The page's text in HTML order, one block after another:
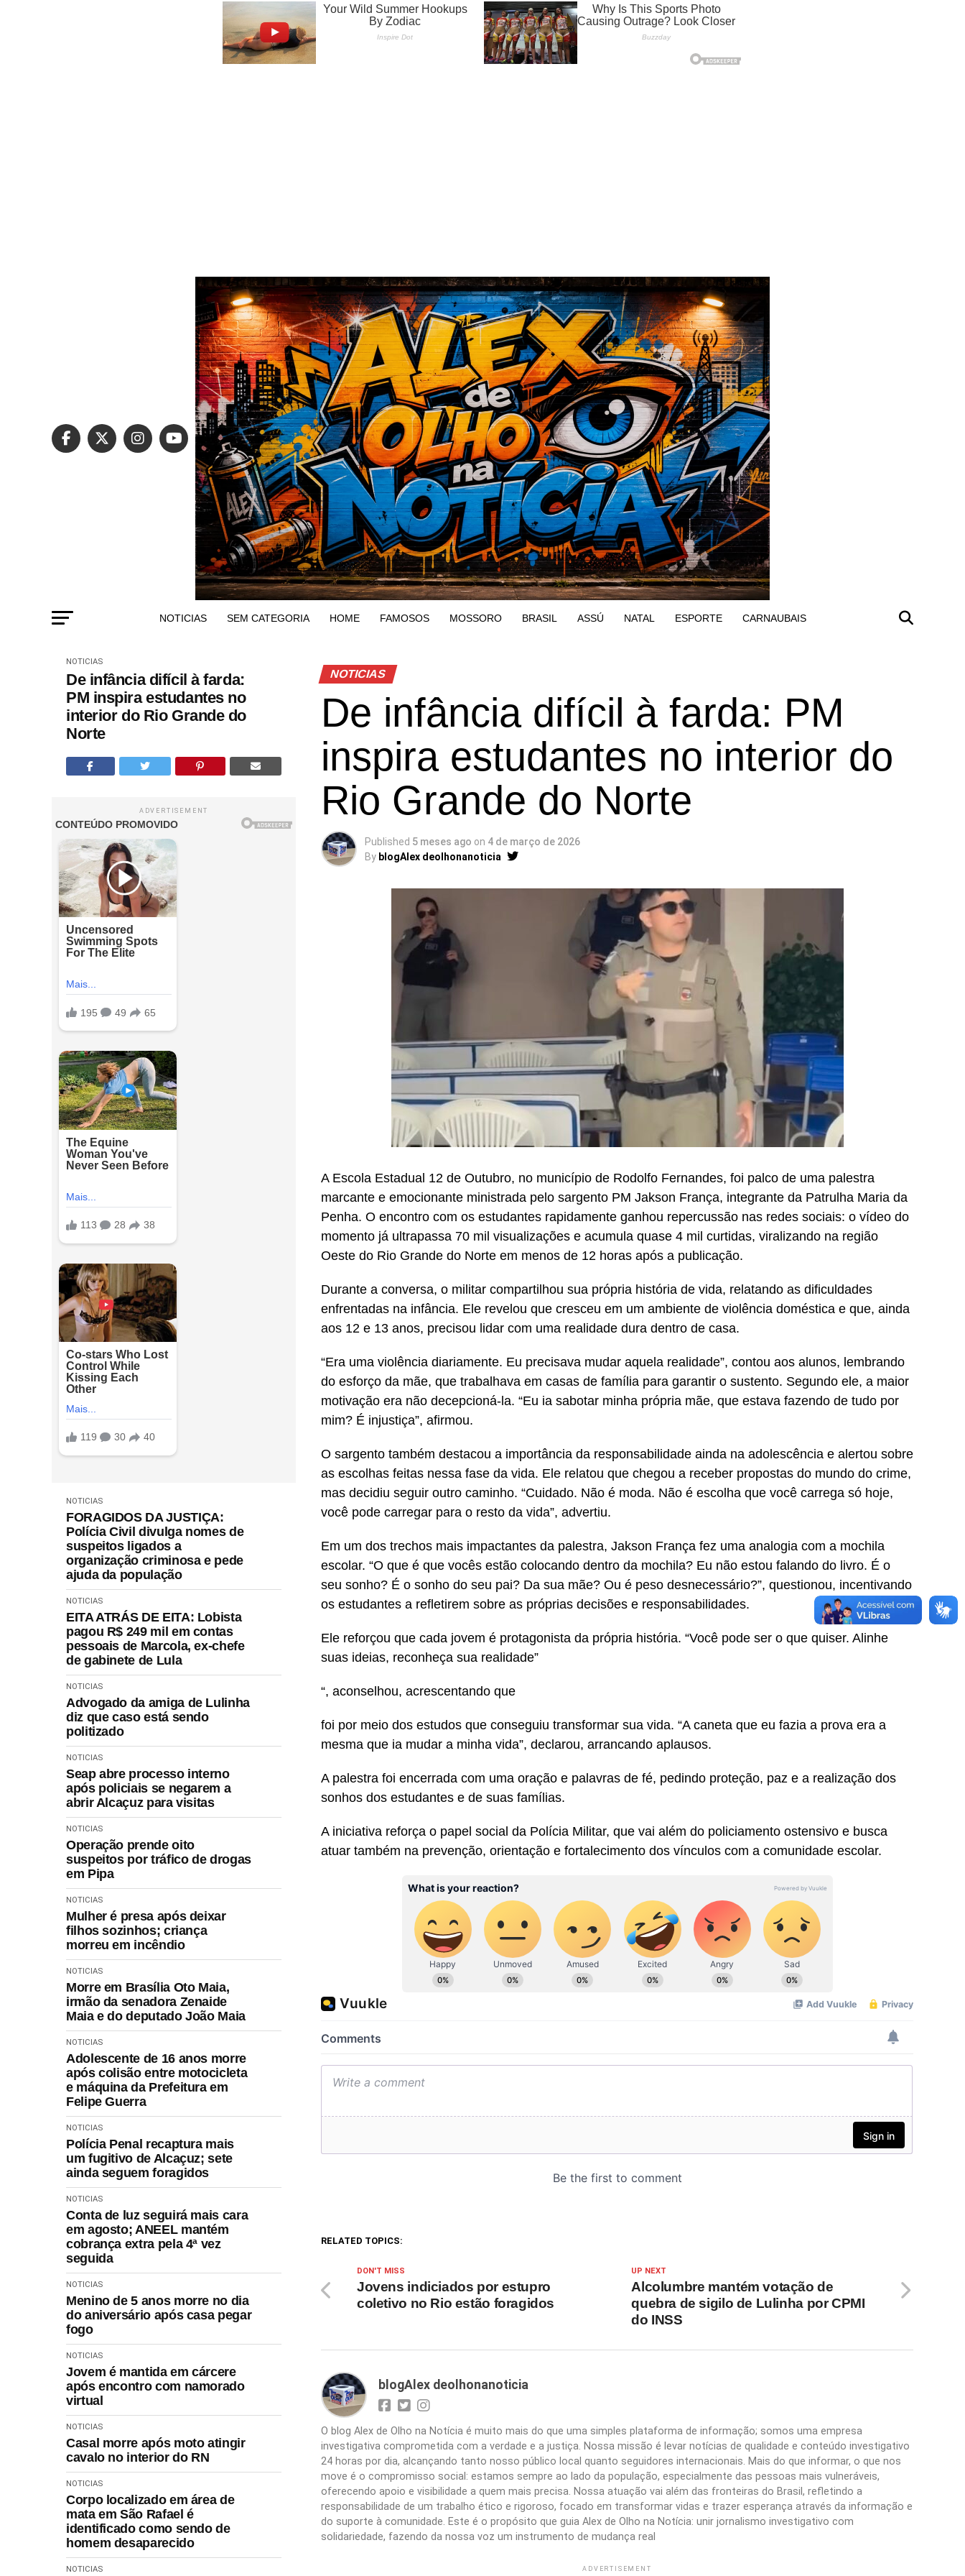
NOTICIAS SEM CATEGORIA HOME FAMOSOS MOSSORO BRASIL ASSÚ NATAL ESPORTE CARNAUBAIS
NOTICIAS
De infância difícil à farda:
PM inspira estudantes no
interior do Rio Grande do
Norte
ADVERTISEMENT
NOTICIAS
FORAGIDOS DA JUSTIÇA:
Polícia Civil divulga nomes de
suspeitos ligados a
organização criminosa e pede
ajuda da população
NOTICIAS
EITA ATRÁS DE EITA: Lobista
pagou R$ 249 mil em contas
pessoais de Marcola, ex-chefe
de gabinete de Lula
NOTICIAS
Advogado da amiga de Lulinha
diz que caso está sendo
politizado
NOTICIAS
Seap abre processo interno
após policiais se negarem a
abrir Alcaçuz para visitas
NOTICIAS
Operação prende oito
suspeitos por tráfico de drogas
em Pipa
NOTICIAS
Mulher é presa após deixar
filhos sozinhos; criança
morreu em incêndio
NOTICIAS
Morre em Brasília Oto Maia,
irmão da senadora Zenaide
Maia e do deputado João Maia
NOTICIAS
Adolescente de 16 anos morre
após colisão entre motocicleta
e máquina da Prefeitura em
Felipe Guerra
NOTICIAS
Polícia Penal recaptura mais
um fugitivo de Alcaçuz; sete
ainda seguem foragidos
NOTICIAS
Conta de luz seguirá mais cara
em agosto; ANEEL mantém
cobrança extra pela 4ª vez
seguida
NOTICIAS
Menino de 5 anos morre no dia
do aniversário após casa pegar
fogo
NOTICIAS
Jovem é mantida em cárcere
após encontro com namorado
virtual
NOTICIAS
Casal morre após moto atingir
cavalo no interior do RN
NOTICIAS
Corpo localizado em área de
mata em São Rafael é
identificado como sendo de
homem desaparecido
NOTICIAS
NOTICIAS
De infância difícil à farda: PM
inspira estudantes no interior do
Rio Grande do Norte
Published 5 meses ago on 4 de março de 2026
By blogAlex deolhonanoticia
A Escola Estadual 12 de Outubro, no município de Rodolfo Fernandes, foi palco de uma palestra
marcante e emocionante ministrada pelo sargento PM Jakson França, integrante da Patrulha Maria da
Penha. O encontro com os estudantes rapidamente ganhou repercussão nas redes sociais: o vídeo do
momento já ultrapassa 70 mil visualizações e acumula quase 4 mil curtidas, viralizando na região
Oeste do Rio Grande do Norte em menos de 12 horas após a publicação.
Durante a conversa, o militar compartilhou sua própria história de vida, relatando as dificuldades
enfrentadas na infância. Ele revelou que cresceu em um ambiente de violência doméstica e que, ainda
aos 12 e 13 anos, precisou lidar com uma realidade dura dentro de casa.
“Era uma violência diariamente. Eu precisava mudar aquela realidade”, contou aos alunos, lembrando
do esforço da mãe, que trabalhava em casas de família para garantir o sustento. Segundo ele, a maior
motivação era não decepcioná-la. “Eu ia sabotar minha própria mãe, que estava fazendo de tudo por
mim? É injustiça”, afirmou.
O sargento também destacou a importância da responsabilidade ainda na adolescência e alertou sobre
as escolhas feitas nessa fase da vida. Ele relatou que chegou a receber propostas do mundo do crime,
mas decidiu seguir outro caminho. “Cuidado. Não é moda. Não é escolha que você carrega só hoje,
você pode carregar para o resto da vida”, advertiu.
Em um dos trechos mais impactantes da palestra, Jakson França fez uma analogia com a mochila
escolar. “O que é que vocês estão colocando dentro da mochila? Eu não estou falando do livro. É o
seu sonho? É o sonho do seu pai? Da sua mãe? Ou é peso desnecessário?”, questionou, incentivando
os estudantes a refletirem sobre as próprias decisões e responsabilidades.
Ele reforçou que cada jovem é protagonista da própria história. “Você pode ser o que quiser. Alinhe
suas ideias, reconheça sua realidade”
“, aconselhou, acrescentando que
foi por meio dos estudos que conseguiu transformar sua vida. “A caneta que eu fazia a prova era a
mesma que ia mudar a minha vida”, declarou, arrancando aplausos.
A palestra foi encerrada com uma oração e palavras de fé, pedindo proteção, paz e a realização dos
sonhos dos estudantes e de suas famílias.
A iniciativa reforça o papel social da Polícia Militar, que vai além do policiamento ostensivo e busca
atuar também na prevenção, orientação e fortalecimento dos vínculos com a comunidade escolar.
RELATED TOPICS:
UP NEXT
Alcolumbre mantém votação de
quebra de sigilo de Lulinha por CPMI
do INSS
DON'T MISS
Jovens indiciados por estupro
coletivo no Rio estão foragidos
blogAlex deolhonanoticia
O blog Alex de Olho na Notícia é muito mais do que uma simples plataforma de informação; somos uma empresa
investigativa comprometida com a verdade e a justiça. Nossa missão é levar notícias de qualidade e conteúdo investigativo
24 horas por dia, alcançando tanto nosso público local quanto seguidores internacionais. Mais do que informar, o que nos
move é o compromisso social: estamos sempre ao lado da população, especialmente das pessoas mais vulneráveis,
oferecendo apoio e visibilidade a quem mais precisa. Nossa atuação vai além das fronteiras do Brasil, refletindo a
responsabilidade de um trabalho ético e rigoroso, focado em transformar vidas e trazer esperança através da informação e
do suporte à comunidade. Este é o propósito que guia Alex de Olho na Notícia: unir jornalismo investigativo com
solidariedade, fazendo da nossa voz um instrumento de mudança real
ADVERTISEMENT